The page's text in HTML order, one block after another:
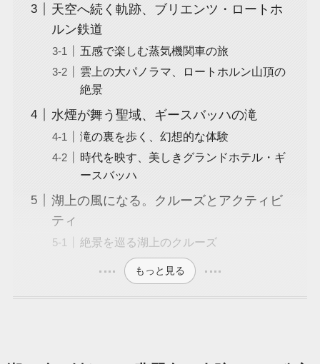
天空へ続く軌跡、ブリエンツ・ロートホ
ルン鉄道
五感で楽しむ蒸気機関車の旅
雲上の大パノラマ、ロートホルン山頂の
絶景
水煙が舞う聖域、ギースバッハの滝
滝の裏を歩く、幻想的な体験
時代を映す、美しきグランドホテル・ギ
ースバッハ
湖上の風になる。クルーズとアクティビ
ティ
絶景を巡る湖上のクルーズ
もっと見る